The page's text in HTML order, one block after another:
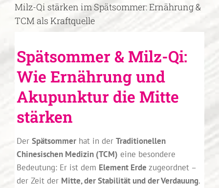
Milz-Qi stärken im Spätsommer: Ernährung &
TCM als Kraftquelle
Spätsommer & Milz-Qi:
Wie Ernährung und
Akupunktur die Mitte
stärken
Der Spätsommerhat in der Traditionellen
Chinesischen Medizin (TCM) eine besondere
Bedeutung: Er ist dem Element Erde zugeordnet –
der Zeit der Mitte, der Stabilität und der Verdauung.